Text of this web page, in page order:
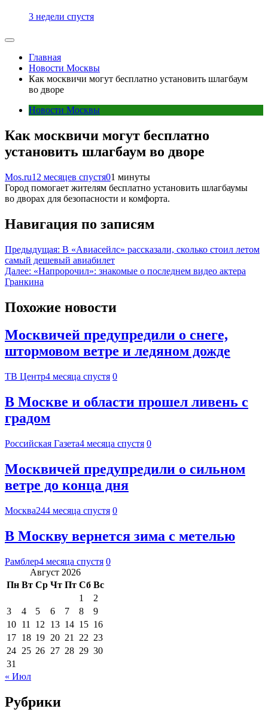
3 недели спустя
Главная
Новости Москвы
Как москвичи могут бесплатно установить шлагбаум
во дворе
Новости Москвы
Как москвичи могут бесплатно
установить шлагбаум во дворе
Mos.ru12 месяцев спустя01 минуты
Город помогает жителям бесплатно установить шлагбаумы
во дворах для безопасности и комфорта.
Навигация по записям
Предыдущая: В «Авиасейлс» рассказали, сколько стоил летом
самый дешевый авиабилет
Далее: «Напророчил»: знакомые о последнем видео актера
Гранкина
Похожие новости
Москвичей предупредили о снеге,
штормовом ветре и ледяном дожде
ТВ Центр4 месяца спустя 0
В Москве и области прошел ливень с
градом
Российская Газета4 месяца спустя 0
Москвичей предупредили о сильном
ветре до конца дня
Москва244 месяца спустя 0
В Москву вернется зима с метелью
Рамблер4 месяца спустя 0
Август 2026
Пн Вт Ср Чт Пт Сб Вс
1
2
3
4 5 6 7 8
9
10 11 12 13 14 15 16
17 18 19 20 21 22 23
24 25 26 27 28 29 30
31
« Июл
Рубрики